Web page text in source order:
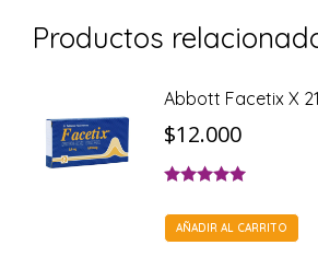
Productos
Abbott Facetix X
$12.000
5.00de 5
AÑADIR AL CARRITO